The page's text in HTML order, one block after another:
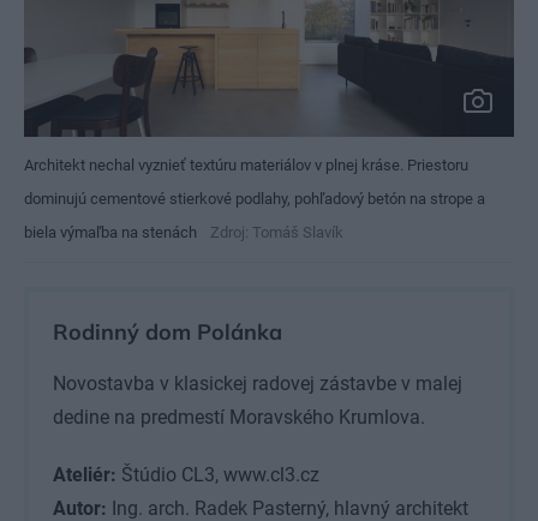
Architekt nechal vyznieť textúru materiálov v plnej kráse. Priestoru
dominujú cementové stierkové podlahy, pohľadový betón na strope a
biela výmaľba na stenách
Zdroj: Tomáš Slavík
Rodinný dom Polánka
Novostavba v klasickej radovej zástavbe v malej
dedine na predmestí Moravského Krumlova.
Ateliér: Štúdio CL3, www.cl3.cz
Autor: Ing. arch. Radek Pasterný, hlavný architekt